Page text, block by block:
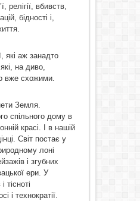
релігії, вбивств,
бідності і,
які аж занадто
на диво,
вже схожими.
Земля.
спільного дому в
красі. І в нашій
Світ постає у
лоні
і згубних
ери. У
тісноті
і технократії.